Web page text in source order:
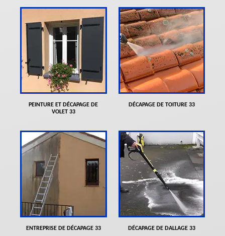
PEINTURE ET DÉCAPAGE DE
VOLET 33
DÉCAPAGE DE TOITURE 33
ENTREPRISE DE DÉCAPAGE 33 DÉCAPAGE DE DALLAGE 33